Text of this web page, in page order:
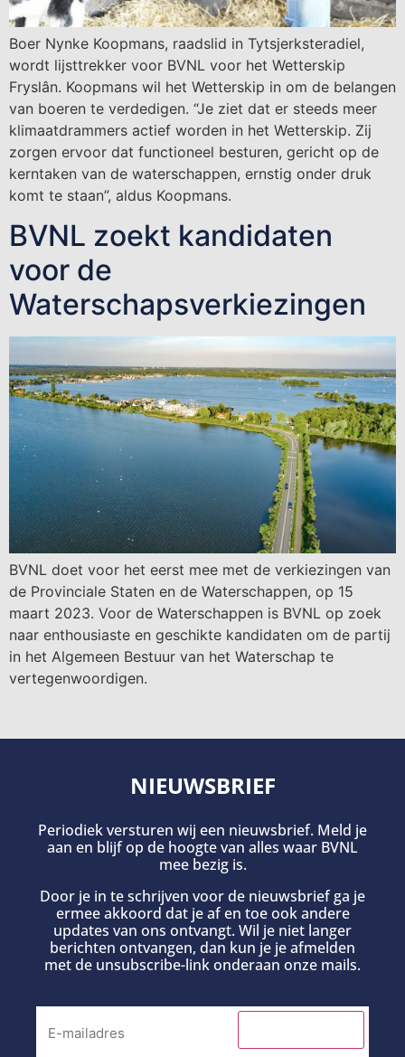
Boer Nynke Koopmans, raadslid in Tytsjerksteradiel,
wordt lijsttrekker voor BVNL voor het Wetterskip
Fryslân. Koopmans wil het Wetterskip in om de belangen
van boeren te verdedigen. “Je ziet dat er steeds meer
klimaatdrammers actief worden in het Wetterskip. Zij
zorgen ervoor dat functioneel besturen, gericht op de
kerntaken van de waterschappen, ernstig onder druk
komt te staan”, aldus Koopmans.
BVNL zoekt kandidaten
voor de
Waterschapsverkiezingen
BVNL doet voor het eerst mee met de verkiezingen van
de Provinciale Staten en de Waterschappen, op 15
maart 2023. Voor de Waterschappen is BVNL op zoek
naar enthousiaste en geschikte kandidaten om de partij
in het Algemeen Bestuur van het Waterschap te
vertegenwoordigen.
NIEUWSBRIEF
Periodiek versturen wij een nieuwsbrief. Meld je
aan en blijf op de hoogte van alles waar BVNL
mee bezig is.
Door je in te schrijven voor de nieuwsbrief ga je
ermee akkoord dat je af en toe ook andere
updates van ons ontvangt. Wil je niet langer
berichten ontvangen, dan kun je je afmelden
met de unsubscribe-link onderaan onze mails.